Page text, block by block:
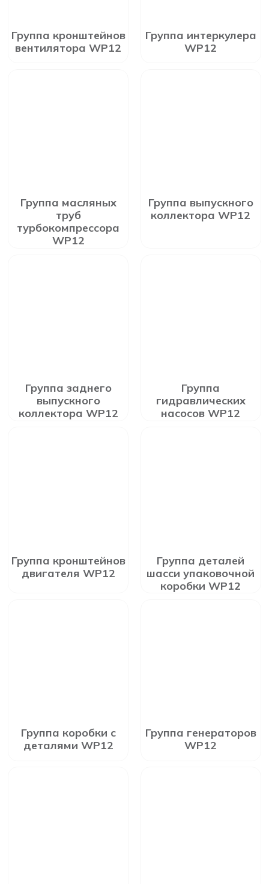
Группа кронштейнов
вентилятора WP12
Группа интеркулера
WP12
Группа масляных
труб
турбокомпрессора
WP12
Группа выпускного
коллектора WP12
Группа заднего
выпускного
коллектора WP12
Группа
гидравлических
насосов WP12
Группа кронштейнов
двигателя WP12
Группа деталей
шасси упаковочной
коробки WP12
Группа коробки с
деталями WP12
Группа генераторов
WP12